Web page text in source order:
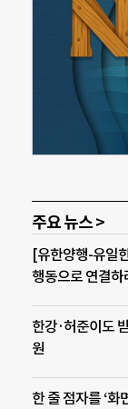
주요 뉴스 >
[유한양행-유일
행동으로 연결하
한강·허준이도
원
한 줄 점자를 ‘